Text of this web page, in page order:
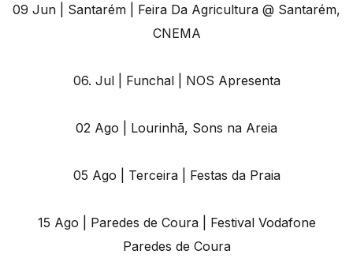
09 Jun | Santarém | Feira Da Agricultura @ Santarém,
CNEMA
06. Jul | Funchal | NOS Apresenta
02 Ago | Lourinhã, Sons na Areia
05 Ago | Terceira | Festas da Praia
15 Ago | Paredes de Coura | Festival Vodafone
Paredes de Coura